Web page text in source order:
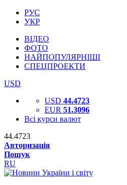
РУС
УКР
ВІДЕО
ФОТО
НАЙПОПУЛЯРНІШІ
СПЕЦПРОЕКТИ
USD
USD 44.4723
EUR 51.3096
Всі курси валют
44.4723
Авторизація
Пошук
RU